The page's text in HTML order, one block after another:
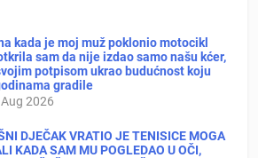
kada je moj muž poklonio motocikl
sam da nije izdao samo našu kćer,
potpisom ukrao budućnost koju
gradile
2026
DJEČAK VRATIO JE TENISICE MOGA
KADA SAM MU POGLEDAO U OČI,